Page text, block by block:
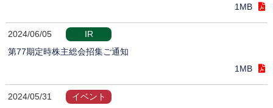
1MB
2024/06/05
IR
第77期定時株主総会招集ご通知
1MB
2024/05/31
イベント